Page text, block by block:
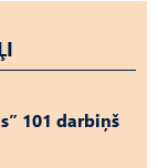
101 darbiņš